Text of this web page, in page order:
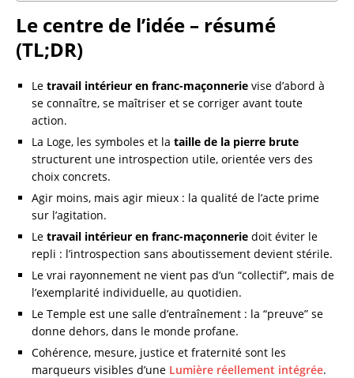
Le centre de l’idée – résumé
(TL;DR)
Le travail intérieur en franc-maçonnerie vise d’abord à
se connaître, se maîtriser et se corriger avant toute
action.
La Loge, les symboles et la taille de la pierre brute
structurent une introspection utile, orientée vers des
choix concrets.
Agir moins, mais agir mieux : la qualité de l’acte prime
sur l’agitation.
Le travail intérieur en franc-maçonnerie doit éviter le
repli : l’introspection sans aboutissement devient stérile.
Le vrai rayonnement ne vient pas d’un “collectif”, mais de
l’exemplarité individuelle, au quotidien.
Le Temple est une salle d’entraînement : la “preuve” se
donne dehors, dans le monde profane.
Cohérence, mesure, justice et fraternité sont les
marqueurs visibles d’une Lumière réellement intégrée.